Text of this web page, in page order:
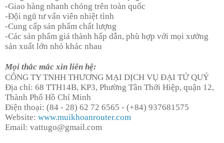
-Giao hàng nhanh chóng trên toàn quốc
-Đội ngũ tư vấn viên nhiệt tình
-Cung cấp sản phẩm chất lượng
-Các sản phẩm giá thành hấp dẫn, phù hợp với mọi xưởng
sản xuất lớn nhỏ khác nhau
Mọi thắc mắc xin liên hệ:
CÔNG TY TNHH THƯƠNG MẠI DỊCH VỤ ĐẠI TỨ QUÝ
Địa chỉ: 68 TTH14B, KP3, Phường Tân Thới Hiệp, quận 12,
Thành Phố Hồ Chí Minh
Điện thoại: (84 - 28) 62 72 6565 - (+84) 937681575
Website: www.muikhoanrouter.com
Email: vattugo@gmail.com